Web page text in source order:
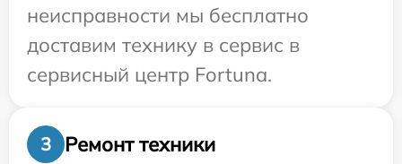
неисправности мы бесплатно
доставим технику в сервис в
сервисный центр Fortuna.
3
Ремонт техники